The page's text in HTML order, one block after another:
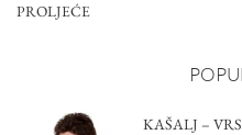
PROLJEĆE
KAŠALJ –